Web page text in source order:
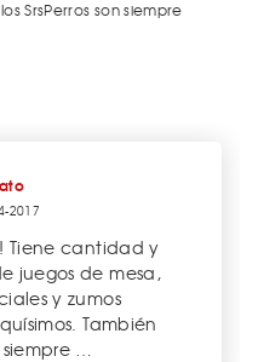
SrsPerros son siempre
2017
Tiene cantidad y
juegos de mesa,
y zumos
También
…